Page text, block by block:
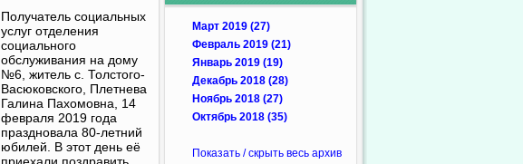
Получатель социальных
услуг отделения
социального
обслуживания на дому
№6, житель с. Толстого-
Васюковского, Плетнева
Галина Пахомовна, 14
февраля 2019 года
праздновала 80-летний
юбилей. В этот день её
Март 2019 (27)
Февраль 2019 (21)
Январь 2019 (19)
Декабрь 2018 (28)
Ноябрь 2018 (27)
Октябрь 2018 (35)
Показать / скрыть весь архив